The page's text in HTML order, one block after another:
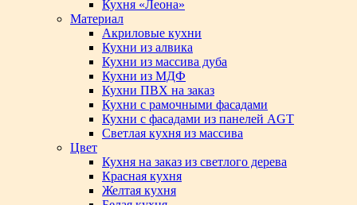
Кухня «Леона»
Материал
Акриловые кухни
Кухни из алвика
Кухни из массива дуба
Кухни из МДФ
Кухни ПВХ на заказ
Кухни с рамочными фасадами
Кухни с фасадами из панелей AGT
Светлая кухня из массива
Цвет
Кухня на заказ из светлого дерева
Красная кухня
Желтая кухня